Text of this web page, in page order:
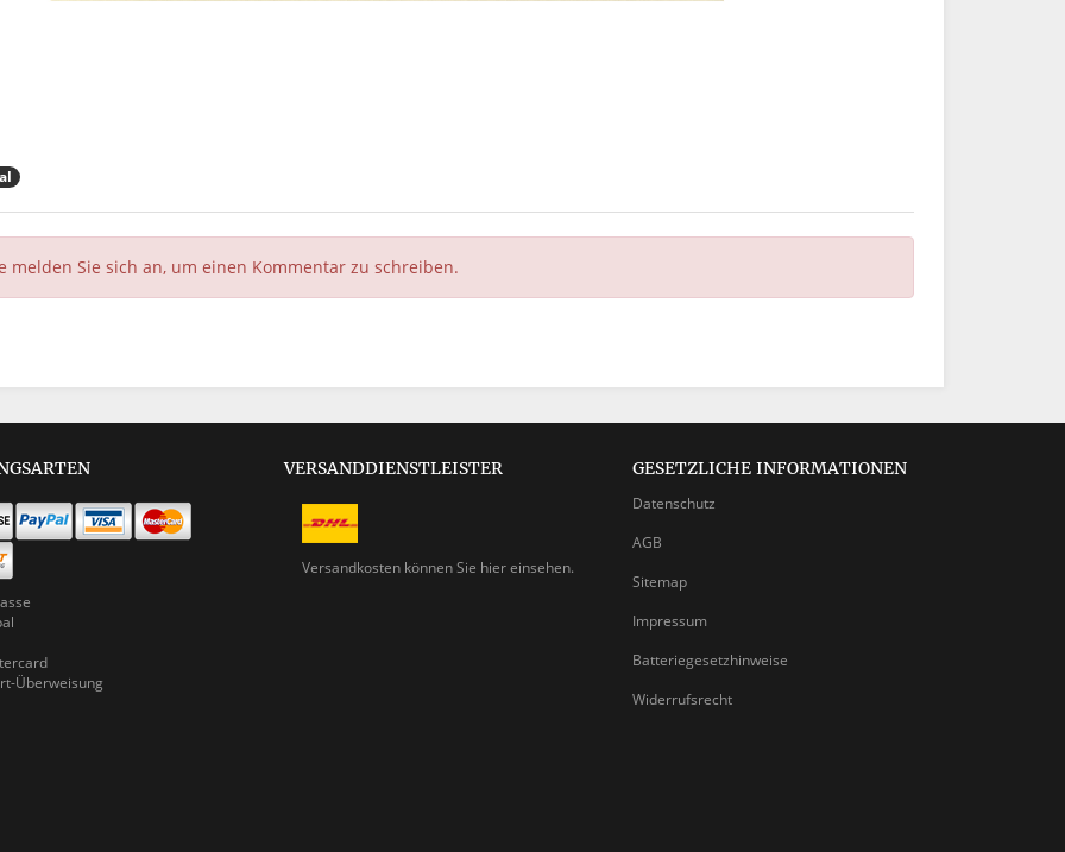
melden Sie sich an, um einen Kommentar zu schreiben.
Überweisung
VERSANDDIENSTLEISTER
Versandkosten können Sie hier einsehen.
GESETZLICHE INFORMATIONEN
Datenschutz
AGB
Sitemap
Impressum
Batteriegesetzhinweise
Widerrufsrecht